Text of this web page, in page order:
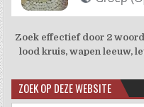
Zoek effectief door 2
lood kruis, wapen leeuw,
ZOEK OP DEZE WEBSITE